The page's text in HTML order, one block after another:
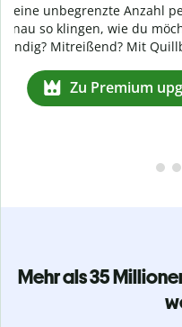
Stelle mit der
% original ist. Analysiere
und finde fehlende
Zu
Mehr als 35